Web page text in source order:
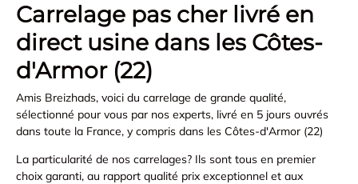
Carrelage pas cher livré en
direct usine dans les Côtes-
d'Armor (22)
Amis Breizhads, voici du carrelage de grande qualité,
sélectionné pour vous par nos experts, livré en 5 jours ouvrés
dans toute la France, y compris dans les Côtes-d'Armor (22)
La particularité de nos carrelages? Ils sont tous en premier
choix garanti, au rapport qualité prix exceptionnel et aux